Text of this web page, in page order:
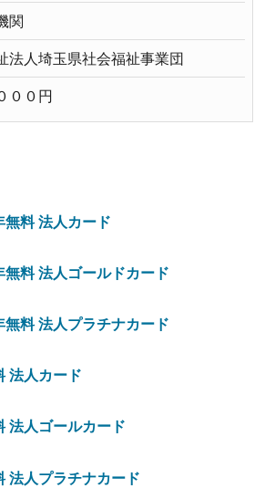
関
法人埼玉県社会福祉事業団
００円
無料 法人カード
無料 法人ゴールドカード
無料 法人プラチナカード
法人カード
法人ゴールカード
法人プラチナカード